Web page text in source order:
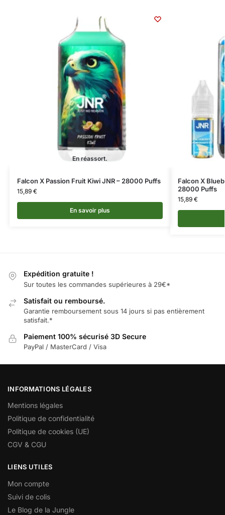
En réassort.
Falcon X Passion Fruit Kiwi JNR – 28000 Puffs
15,89 €
En savoir plus
Falcon X
28000 Puffs
15,89 €
Expédition gratuite !
Sur toutes les commandes supérieures à 29€*
Satisfait ou remboursé.
Garantie remboursement sous 14 jours si pas entièrement
satisfait.*
Paiement 100% sécurisé 3D Secure
PayPal / MasterCard / Visa
INFORMATIONS LÉGALES
Mentions légales
Politique de confidentialité
Politique de cookies (UE)
CGV & CGU
LIENS UTILES
Mon compte
Suivi de colis
Le Blog de la Jungle